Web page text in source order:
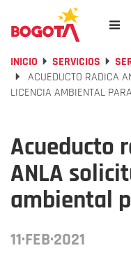
INICIO SERVICIOS
ACUEDUCTO RADICA
LICENCIA AMBIENTAL
Acueducto
ANLA
ambiental
11·FEB·2021